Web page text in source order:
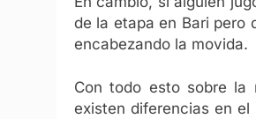
de la etapa en Bari pero
encabezando la movida.
Con todo esto sobre la
existen diferencias en